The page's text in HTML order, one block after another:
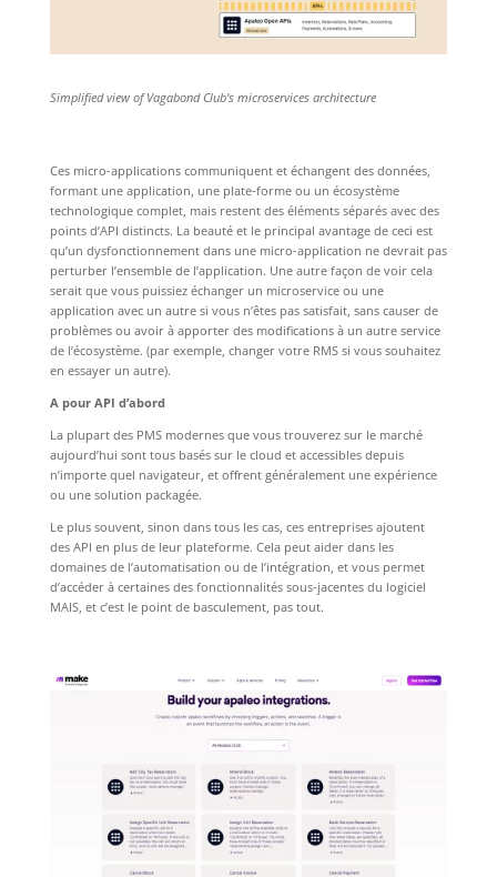
Simplified view of Vagabond Club’s microservices architecture
Ces micro-applications communiquent et échangent des données,
formant une application, une plate-forme ou un écosystème
technologique complet, mais restent des éléments séparés avec des
points d’API distincts. La beauté et le principal avantage de ceci est
qu’un dysfonctionnement dans une micro-application ne devrait pas
perturber l’ensemble de l’application. Une autre façon de voir cela
serait que vous puissiez échanger un microservice ou une
application avec un autre si vous n’êtes pas satisfait, sans causer de
problèmes ou avoir à apporter des modifications à un autre service
de l’écosystème. (par exemple, changer votre RMS si vous souhaitez
en essayer un autre).
A pour API d’abord
La plupart des PMS modernes que vous trouverez sur le marché
aujourd’hui sont tous basés sur le cloud et accessibles depuis
n’importe quel navigateur, et offrent généralement une expérience
ou une solution packagée.
Le plus souvent, sinon dans tous les cas, ces entreprises ajoutent
des API en plus de leur plateforme. Cela peut aider dans les
domaines de l’automatisation ou de l’intégration, et vous permet
d’accéder à certaines des fonctionnalités sous-jacentes du logiciel
MAIS, et c’est le point de basculement, pas tout.